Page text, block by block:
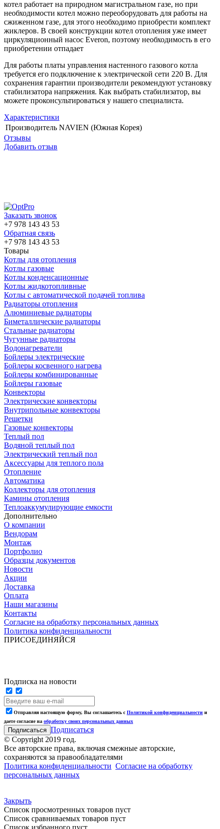
котел работает на природном магистральном газе, но при
необходимости котел можно переоборудовать для работы на
сжиженном газе, для этого необходимо приобрести комплект
жиклеров. В своей конструкции котел отопления уже имеет
циркуляционный насос Everon, поэтому необходимость в его
приобретении отпадает
Для работы платы управления настенного газового котла
требуется его подключение к электрической сети 220 В. Для
сохранения гарантии производители рекомендуют установку
стабилизатора напряжения. Как выбрать стабилизатор, вы
можете проконсультироваться у нашего специалиста.
Характеристики
Производитель NAVIEN (Южная Корея)
Отзывы
Добавить отзыв
Заказать звонок
+7 978 143 43 53
Обратная связь
+7 978 143 43 53
Товары
Котлы для отопления
Котлы газовые
Котлы конденсационные
Котлы жидкотопливные
Котлы с автоматической подачей топлива
Радиаторы отопления
Алюминиевые радиаторы
Биметаллические радиаторы
Стальные радиаторы
Чугунные радиаторы
Водонагреватели
Бойлеры электрические
Бойлеры косвенного нагрева
Бойлеры комбинированные
Бойлеры газовые
Конвекторы
Электрические конвекторы
Внутрипольные конвекторы
Решетки
Газовые конвекторы
Теплый пол
Водяной теплый пол
Электрический теплый пол
Аксессуары для теплого пола
Отопление
Автоматика
Коллекторы для отопления
Камины отопления
Теплоаккумулирующие емкости
Дополнительно
О компании
Вендорам
Монтаж
Портфолио
Образцы документов
Новости
Акции
Доставка
Оплата
Наши магазины
Контакты
Согласие на обработку персональных данных
Политика конфиденциальности
ПРИСОЕДИНЯЙСЯ
Подписка на новости
Отправляя настоящую форму, Вы соглашаетесь с Политикой конфиденциальности и
даете согласие на обработку своих персональных данных
Подписаться
© Copyright 2019 год.
Все авторские права, включая смежные авторские,
сохраняются за правообладателями
Политика конфиденциальности Согласие на обработку
персональных данных
Закрыть
Список просмотренных товаров пуст
Список сравниваемых товаров пуст